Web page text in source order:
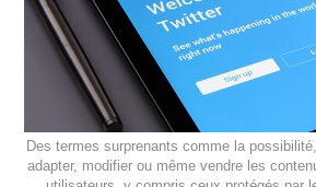
Des termes surprenants comme la
adapter, modifier ou même vendre les